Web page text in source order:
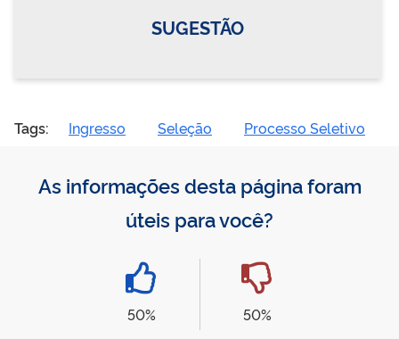
SUGESTÃO
Tags: Ingresso Seleção Processo Seletivo
As informações desta página foram
úteis para você?
50%
50%